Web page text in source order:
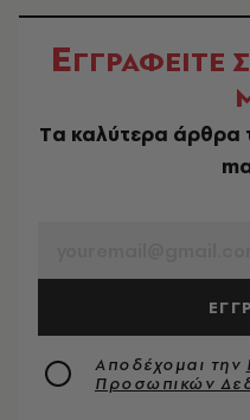
ΕΓΓΡΑΦΕΙΤΕ
Tα καλύτερα άρθρα
Αποδέχομαι την
Προσωπικών